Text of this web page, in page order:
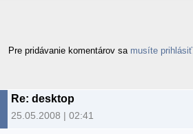
Pre pridávanie komentárov sa musíte prihlásiť
Re: desktop
25.05.2008 | 02:41